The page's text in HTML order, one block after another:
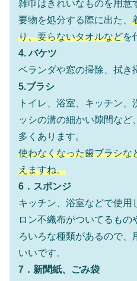
雑巾はきれいなものを用意
要物を処分する際に出た、
り、要らないタオルなどを
4. バケツ
ベランダや窓の掃除、拭き
5.ブラシ
トイレ、浴室、キッチン
ッシの溝の細かい隙間など
多くあります。
使わなくなった歯ブラシな
えますね。
6．スポンジ
キッチン、浴室などで使用
ロン不織布がついてるも
ろいろな種類があるので、
いいです。
7．新聞紙、ごみ袋